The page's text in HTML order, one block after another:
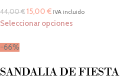
44,00€15,00 € IVA incluido
Seleccionar opciones
-66%
SANDALIA DE FIESTA